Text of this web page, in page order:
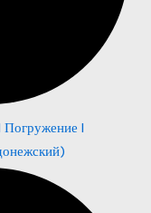
Погружение |